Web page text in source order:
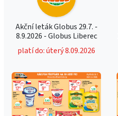
Akční leták Globus 29.7. -
8.9.2026 - Globus Liberec
platí do: úterý 8.09.2026